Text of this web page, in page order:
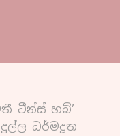
ටීන්ස් හබ්’
ධර්මදූත